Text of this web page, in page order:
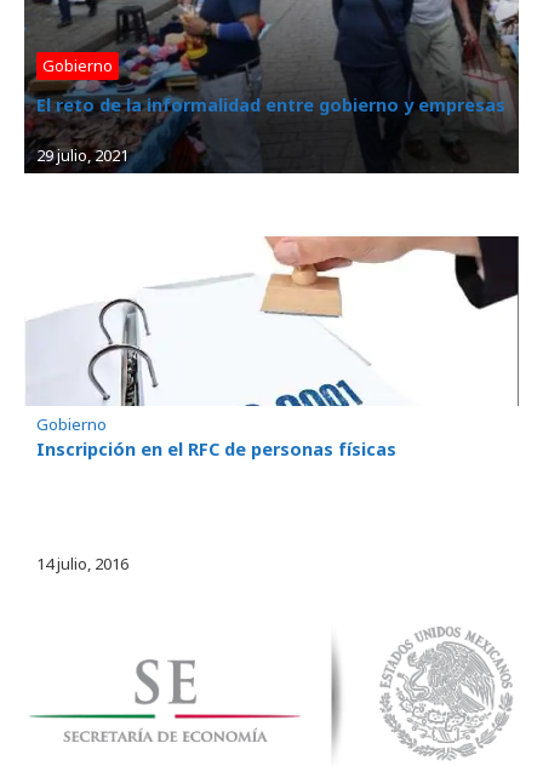
Gobierno
El reto de la informalidad entre gobierno y empresas
29 julio, 2021
Gobierno
Inscripción en el RFC de personas físicas
14 julio, 2016